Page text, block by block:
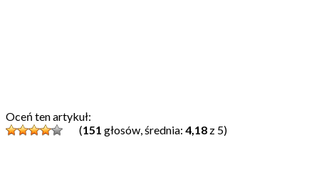
Oceń ten artykuł:
(151 głosów, średnia: 4,18 z 5)